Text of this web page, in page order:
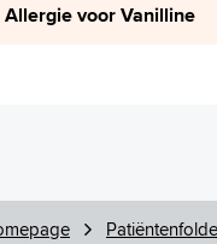
Allergie voor Vanilline